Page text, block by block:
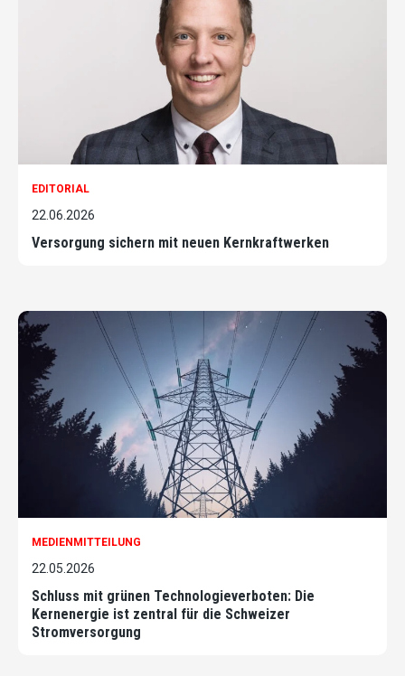
EDITORIAL
22.06.2026
Versorgung sichern mit neuen Kernkraftwerken
MEDIENMITTEILUNG
22.05.2026
Schluss mit grünen Technologieverboten: Die
Kernenergie ist zentral für die Schweizer
Stromversorgung